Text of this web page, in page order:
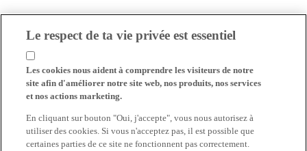
Le respect de ta vie privée est essentiel
Les cookies nous aident à comprendre les visiteurs de notre
site afin d'améliorer notre site web, nos produits, nos services
et nos actions marketing.
En cliquant sur bouton "Oui, j'accepte", vous nous autorisez à
utiliser des cookies. Si vous n'acceptez pas, il est possible que
certaines parties de ce site ne fonctionnent pas correctement.